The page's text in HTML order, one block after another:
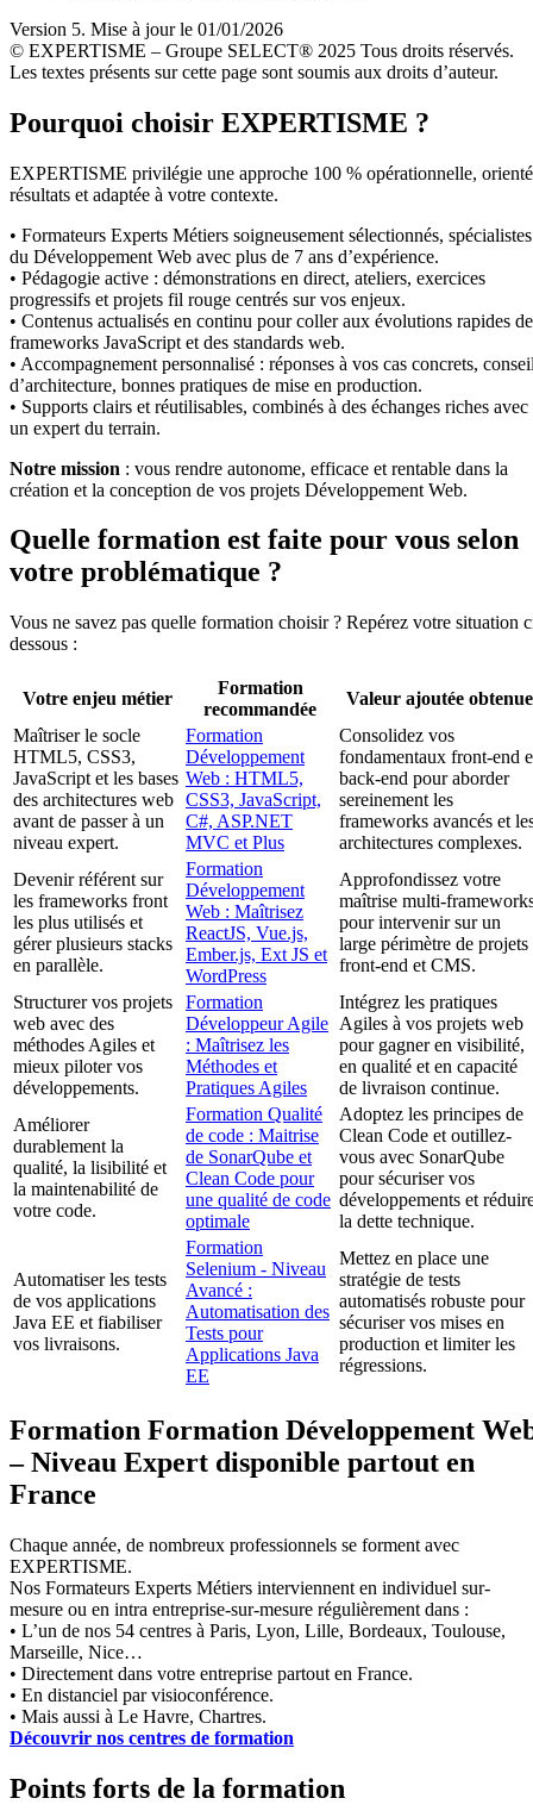
Version 5. Mise à jour le 01/01/2026
© EXPERTISME – Groupe SELECT® 2025 Tous droits réservés.
Les textes présents sur cette page sont soumis aux droits d’auteur.
Pourquoi choisir EXPERTISME ?
EXPERTISME privilégie une approche 100 % opérationnelle,
résultats et adaptée à votre contexte.
• Formateurs Experts Métiers soigneusement sélectionnés, spécialistes
du Développement Web avec plus de 7 ans d’expérience.
• Pédagogie active : démonstrations en direct, ateliers, exercices
progressifs et projets fil rouge centrés sur vos enjeux.
• Contenus actualisés en continu pour coller aux évolutions rapides
frameworks JavaScript et des standards web.
• Accompagnement personnalisé : réponses à vos cas concrets,
d’architecture, bonnes pratiques de mise en production.
• Supports clairs et réutilisables, combinés à des échanges riches avec
un expert du terrain.
Notre mission : vous rendre autonome, efficace et rentable dans la
création et la conception de vos projets Développement Web.
Quelle formation est faite pour vous selon
votre problématique ?
Vous ne savez pas quelle formation choisir ? Repérez votre situation
dessous :
Votre enjeu métier
Formation
recommandée
Valeur ajoutée obtenue
Maîtriser le socle
HTML5, CSS3,
JavaScript et les bases
des architectures web
avant de passer à un
niveau expert.
Formation
Développement
Web : HTML5,
CSS3, JavaScript,
C#, ASP.NET
MVC et Plus
Consolidez vos
fondamentaux front-end
back-end pour aborder
sereinement les
frameworks avancés et
architectures complexes.
Devenir référent sur
les frameworks front
les plus utilisés et
gérer plusieurs stacks
en parallèle.
Formation
Développement
Web : Maîtrisez
ReactJS, Vue.js,
Ember.js, Ext JS et
WordPress
Approfondissez votre
maîtrise multi-
pour intervenir sur un
large périmètre de projets
front-end et CMS.
Structurer vos projets
web avec des
méthodes Agiles et
mieux piloter vos
développements.
Formation
Développeur Agile
: Maîtrisez les
Méthodes et
Pratiques Agiles
Intégrez les pratiques
Agiles à vos projets web
pour gagner en visibilité,
en qualité et en capacité
de livraison continue.
Améliorer
durablement la
qualité, la lisibilité et
la maintenabilité de
votre code.
Formation Qualité
de code : Maitrise
de SonarQube et
Clean Code pour
une qualité de code
optimale
Adoptez les principes de
Clean Code et outillez-
vous avec SonarQube
pour sécuriser vos
développements et
la dette technique.
Automatiser les tests
de vos applications
Java EE et fiabiliser
vos livraisons.
Formation
Selenium - Niveau
Avancé :
Automatisation des
Tests pour
Applications Java
EE
Mettez en place une
stratégie de tests
automatisés robuste pour
sécuriser vos mises en
production et limiter les
régressions.
Formation Formation Développement
– Niveau Expert disponible partout en
France
Chaque année, de nombreux professionnels se forment avec
EXPERTISME.
Nos Formateurs Experts Métiers interviennent en individuel sur-
mesure ou en intra entreprise-sur-mesure régulièrement dans :
• L’un de nos 54 centres à Paris, Lyon, Lille, Bordeaux, Toulouse,
Marseille, Nice…
• Directement dans votre entreprise partout en France.
• En distanciel par visioconférence.
• Mais aussi à Le Havre, Chartres.
Découvrir nos centres de formation
Points forts de la formation